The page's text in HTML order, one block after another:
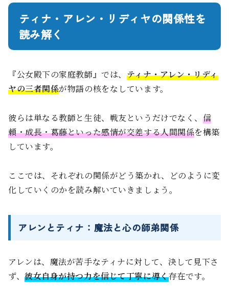
ティナ・アレン・リディヤの関係性を
読み解く
『公女殿下の家庭教師』では、 ティナ・アレン・リディ
ヤの三者関係が物語の核をなしています。
彼らは単なる教師と生徒、戦友というだけでなく、 信
頼・成長・葛藤といった感情が交差する人間関係を構築
しています。
ここでは、それぞれの関係がどう築かれ、どのように変
化していくのかを読み解いていきましょう。
アレンとティナ：魔法と心の師弟関係
アレンは、魔法が苦手なティナに対して、決して見下さ
ず、彼女自身が持つ力を信じて丁寧に導く存在です。